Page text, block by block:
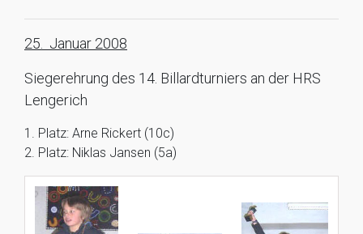
25. Januar 2008
Siegerehrung des 14. Billardturniers an der HRS
Lengerich
1. Platz: Arne Rickert (10c)
2. Platz: Niklas Jansen (5a)